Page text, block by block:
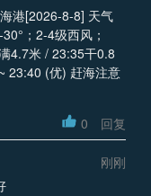
港[2026-8-8] 天气
；2-4级西风；
4.7米 / 23:35干0.8
23:40 (优) 赶海注意
0 回复
刚刚